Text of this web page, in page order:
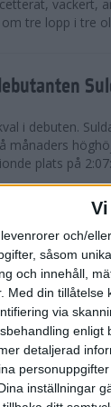
och/
såsom
och innehåll,
Med din tillåtelse
via
enligt
detaljerad
inställningar
vackert,
tre lopp i tre
i debuten.
månaders
plats på
Marathon
maratons
rekord, 2:07:36.